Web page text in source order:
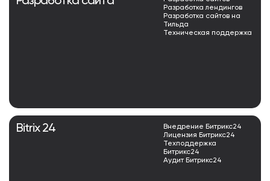
Разработка лендингов
Разработка сайтов на
Тильда
Техническая поддержка
Bitrix 24
Внедрение Битрикс24
Лицензия Битрикс24
Техподдержка
Битрикс24
Аудит Битрикс24